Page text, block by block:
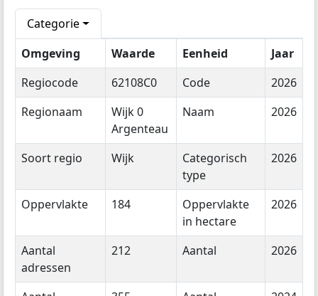
Categorie
Omgeving
Waarde Eenheid
Jaar
Regiocode
62108C0 Code
2026
Regionaam
Wijk 0
Argenteau
Naam 2026
Soort regio Wijk
Categorisch
type
2026
Oppervlakte 184
Oppervlakte
in hectare
2026
Aantal
adressen
212 Aantal 2026